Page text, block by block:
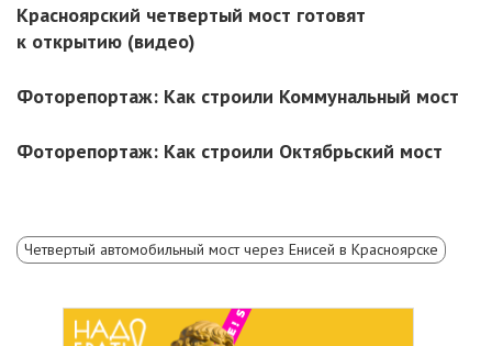
Красноярский четвертый мост готовят
к открытию (видео)
Фоторепортаж: Как строили Коммунальный мост
Фоторепортаж: Как строили Октябрьский мост
Четвертый автомобильный мост через Енисей в Красноярске